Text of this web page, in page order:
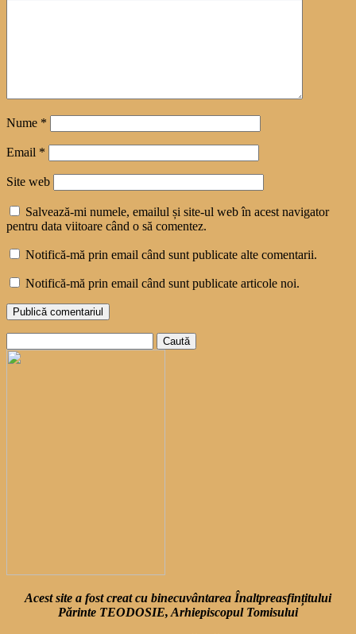
Nume *
Email *
Site web
Salvează-mi numele, emailul și site-ul web în acest navigator
pentru data viitoare când o să comentez.
Notifică-mă prin email când sunt publicate alte comentarii.
Notifică-mă prin email când sunt publicate articole noi.
după:
Acest site a fost creat cu binecuvântarea Înaltpreasfințitului
Părinte TEODOSIE, Arhiepiscopul Tomisului